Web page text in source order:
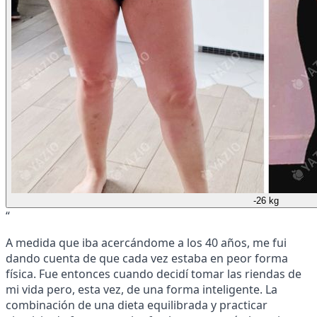
-26 kg
“
A medida que iba acercándome a los 40 años, me fui
dando cuenta de que cada vez estaba en peor forma
física. Fue entonces cuando decidí tomar las riendas de
mi vida pero, esta vez, de una forma inteligente. La
combinación de una dieta equilibrada y practicar